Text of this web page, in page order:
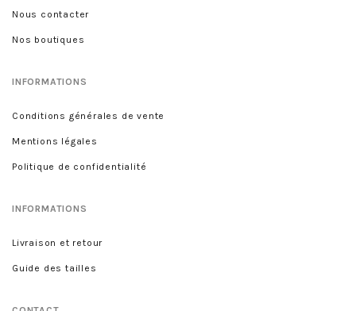
Nous contacter
Nos boutiques
INFORMATIONS
Conditions générales de vente
Mentions légales
Politique de confidentialité
INFORMATIONS
Livraison et retour
Guide des tailles